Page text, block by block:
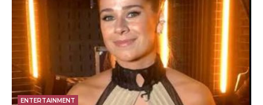
ENTERTAINMENT